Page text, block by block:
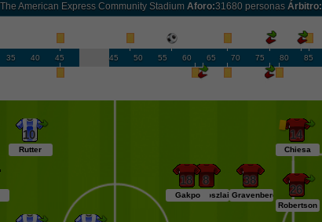
The American Express Community Stadium Aforo:31680 personas Árbitro:
35 40 45 45 50 55 60 65 70 75 80 85
10
Rutter
26
Robertson
38
Gravenberch
8
Szoboszlai
18
Gakpo
14
Chiesa